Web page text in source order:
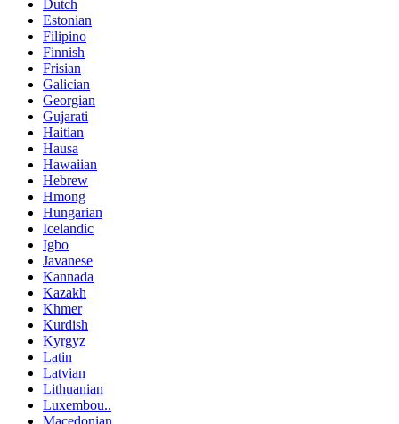
Dutch
Estonian
Filipino
Finnish
Frisian
Galician
Georgian
Gujarati
Haitian
Hausa
Hawaiian
Hebrew
Hmong
Hungarian
Icelandic
Igbo
Javanese
Kannada
Kazakh
Khmer
Kurdish
Kyrgyz
Latin
Latvian
Lithuanian
Luxembou..
Macedonian